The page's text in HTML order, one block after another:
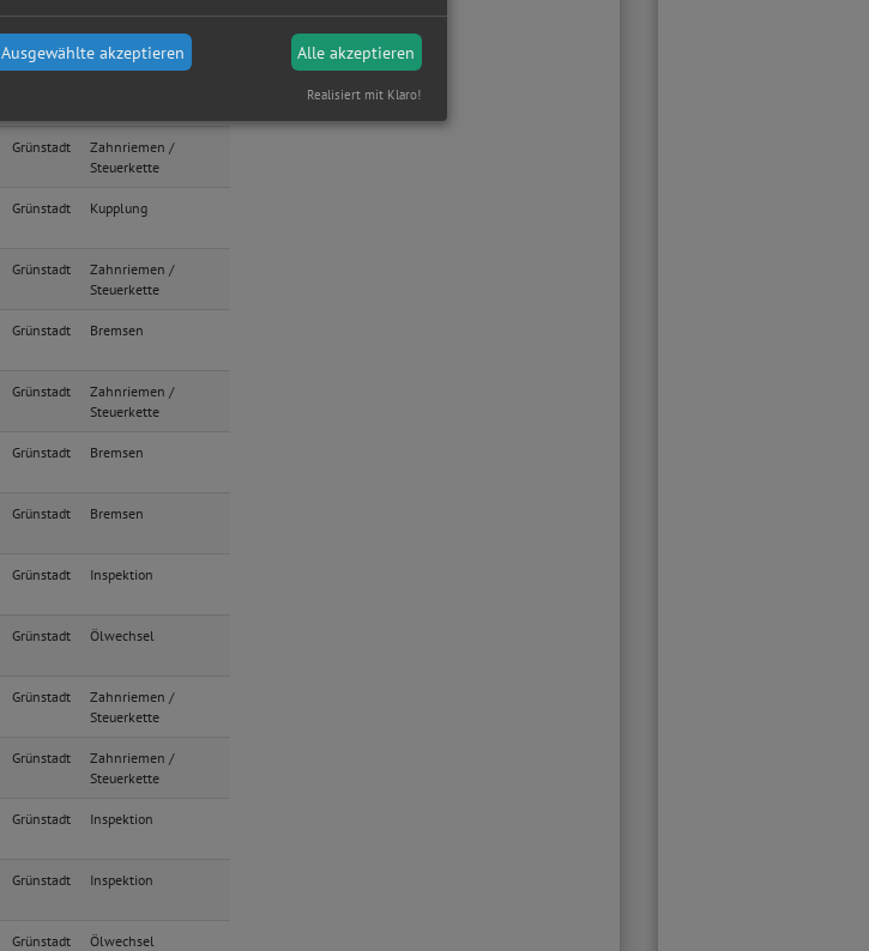
Grünstadt
Zahnriemen /
Steuerkette
Grünstadt Kupplung
Grünstadt
Zahnriemen /
Steuerkette
Grünstadt Bremsen
Grünstadt
Zahnriemen /
Steuerkette
Grünstadt Bremsen
Grünstadt Bremsen
Grünstadt Inspektion
Grünstadt Ölwechsel
Grünstadt
Zahnriemen /
Steuerkette
Grünstadt
Zahnriemen /
Steuerkette
Grünstadt Inspektion
Grünstadt Inspektion
Grünstadt Ölwechsel
Ausgewählte akzeptieren Alle akzeptieren
Realisiert mit Klaro!